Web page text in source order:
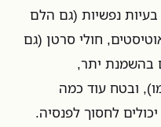
נפשיות (גם הלם
חולי סרטן (גם
בהשמנת יתר,
ובטח עוד כמה
לחסוך לפנסיה.